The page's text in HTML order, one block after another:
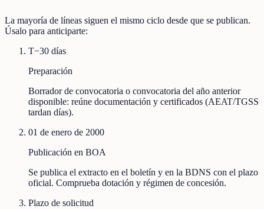
La mayoría de líneas siguen el mismo ciclo desde que se publican.
Úsalo para anticiparte:
T−30 días
Preparación
Borrador de convocatoria o convocatoria del año anterior
disponible: reúne documentación y certificados (AEAT/TGSS
tardan días).
01 de enero de 2000
Publicación en BOA
Se publica el extracto en el boletín y en la BDNS con el plazo
oficial. Comprueba dotación y régimen de concesión.
Plazo de solicitud